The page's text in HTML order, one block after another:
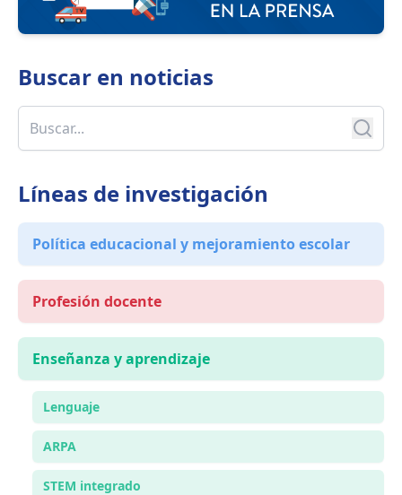
Buscar en noticias
Líneas de investigación
Política educacional y mejoramiento escolar
Profesión docente
Enseñanza y aprendizaje
Lenguaje
ARPA
STEM integrado